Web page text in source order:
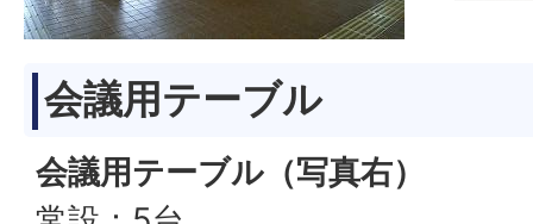
会議用テーブル
会議用テーブル（写真右）